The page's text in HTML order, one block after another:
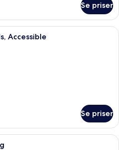
Se priser
Italienska Frette-lakan och
Accessible
Se priser
Ett hotellrum med en stor säng,